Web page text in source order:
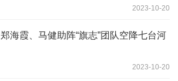
2023-10-20
郑海霞、马健助阵“旗志”团队空降七台河
2023-10-20